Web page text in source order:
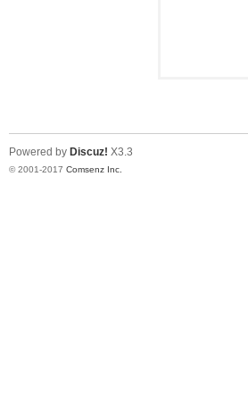
Powered by Discuz! X3.3
© 2001-2017 Comsenz Inc.